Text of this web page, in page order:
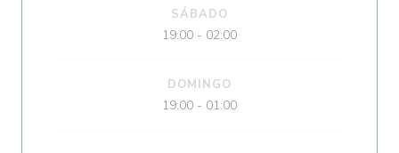
SÁBADO
19:00 - 02:00
DOMINGO
19:00 - 01:00